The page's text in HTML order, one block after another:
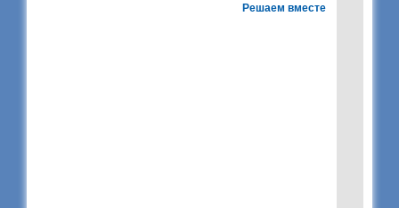
Решаем вместе